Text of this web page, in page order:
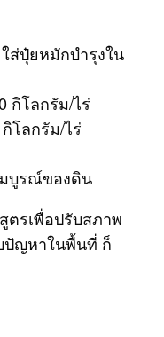
ส่ปุ๋ยหมักบำรุงใน
กิโลกรัม/ไร่
โลกรัม/ไร่
บูรณ์ของดิน
ตรเพื่อปรับสภาพ
ปัญหาในพื้นที่ ก็